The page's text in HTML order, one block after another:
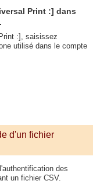
Print :] dans
:], saisissez
utilisé dans le compte
d'un fichier
des
un fichier CSV.